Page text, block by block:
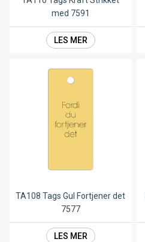
med 7591
LES MER
TA108 Tags Gul Fortjener det
7577
LES MER